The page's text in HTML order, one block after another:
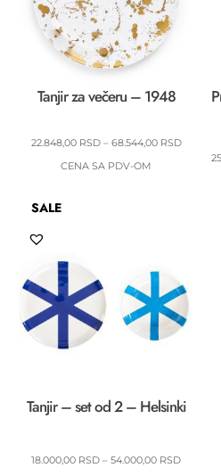
Tanjir za večeru – 1948
22.848,00 RSD – 68.544,00 RSDRASPON
CENA SA PDV-OM
SALE
Tanjir – set od 2 – Helsinki
18.000,00 RSD – 54.000,00 RSDRASPON